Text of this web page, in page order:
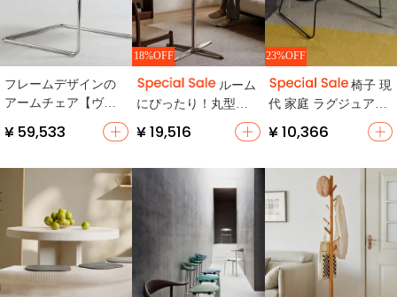
フレームデザインの
アームチェア【ヴィ
ンテージ風・ステン
レス鋼・合成皮革】
¥ 59,533
18%OFF
ルーム
にぴったり！丸型無
垢材ダイニングテー
ブル【ウォルナット
¥ 19,516
23%OFF
椅子 現
代 家庭 ラグジュアリ
ー メタル シンプル
¥ 10,366